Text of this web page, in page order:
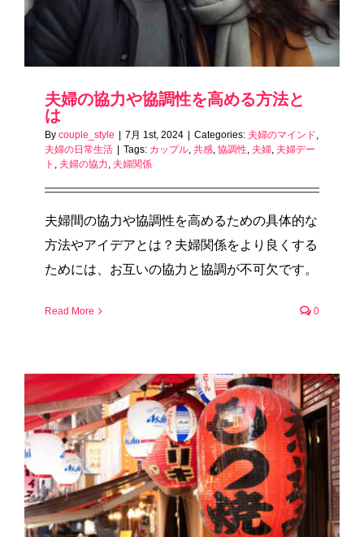
夫婦の協力や協調性を高める方法と
は
By couple_style 7月 1st, 2024 Categories: 夫婦のマインド,
夫婦の日常生活
Tags: カップル, 共感, 協調性, 夫婦, 夫婦デー
ト , 夫婦の協力, 夫婦関係
夫婦間の協力や協調性を高めるための具体的な
方法やアイデアとは？夫婦関係をより良くする
ためには、お互いの協力と協調が不可欠です。
Read More 0